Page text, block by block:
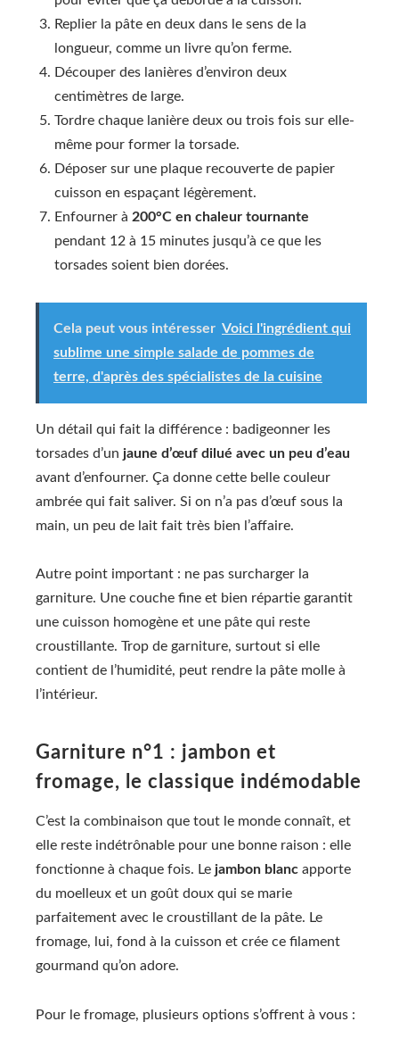
Replier la pâte en deux dans le sens de la
longueur, comme un livre qu’on ferme.
Découper des lanières d’environ deux
centimètres de large.
Tordre chaque lanière deux ou trois fois sur elle-
même pour former la torsade.
Déposer sur une plaque recouverte de papier
cuisson en espaçant légèrement.
Enfourner à 200°C en chaleur tournante
pendant 12 à 15 minutes jusqu’à ce que les
torsades soient bien dorées.
Cela peut vous intéresser Voici l'ingrédient qui
sublime une simple salade de pommes de
terre, d'après des spécialistes de la cuisine
Un détail qui fait la différence : badigeonner les
torsades d’un jaune d’œuf dilué avec un peu d’eau
avant d’enfourner. Ça donne cette belle couleur
ambrée qui fait saliver. Si on n’a pas d’œuf sous la
main, un peu de lait fait très bien l’affaire.
Autre point important : ne pas surcharger la
garniture. Une couche fine et bien répartie garantit
une cuisson homogène et une pâte qui reste
croustillante. Trop de garniture, surtout si elle
contient de l’humidité, peut rendre la pâte molle à
l’intérieur.
Garniture n°1 : jambon et
fromage, le classique indémodable
C’est la combinaison que tout le monde connaît, et
elle reste indétrônable pour une bonne raison : elle
fonctionne à chaque fois. Le jambon blanc apporte
du moelleux et un goût doux qui se marie
parfaitement avec le croustillant de la pâte. Le
fromage, lui, fond à la cuisson et crée ce filament
gourmand qu’on adore.
Pour le fromage, plusieurs options s’offrent à vous :